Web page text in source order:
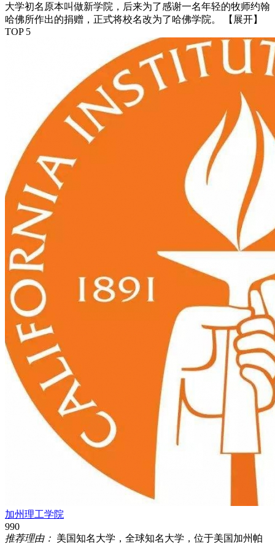
大学初名原本叫做新学院，后来为了感谢一名年轻的牧师约翰
哈佛所作出的捐赠，正式将校名改为了哈佛学院。
【展开】
TOP 5
加州理工学院
990
推荐理由： 美国知名大学，全球知名大学，位于美国加州帕